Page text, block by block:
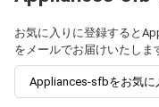
お気に入りに登録すると
をメールでお届けいたしま
Appliances-sfbをお気に